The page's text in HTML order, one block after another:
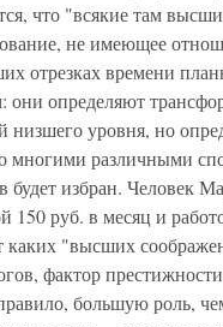
что "всякие там
не имеющее
отрезках времени
опреде­ляют
уровня, но
многими различными
будет избран. Человек
150 руб. в месяц и
каких "высших
фактор
большую роль,